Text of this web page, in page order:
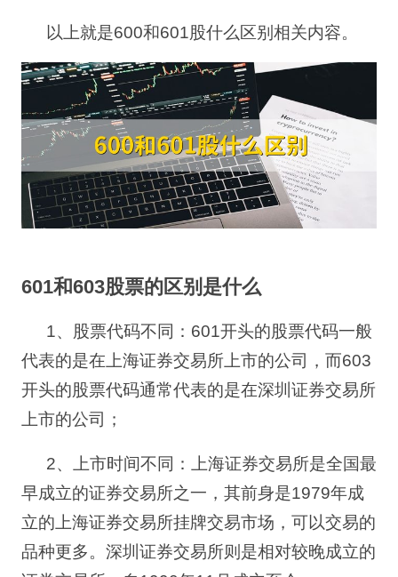
以上就是600和601股什么区别相关内容。
601和603股票的区别是什么
1、股票代码不同： 601开头的股票代码一般
代表的是在上海证券交易所上市的公司，而603
开头的股票代码通常代表的是在深圳证券交易所
上市的公司；
2、上市时间不同：上海证券交易所是全国最
早成立的证券交易所之一，其前身是1979年成
立的上海证券交易所挂牌交易市场，可以交易的
品种更多。深圳证券交易所则是相对较晚成立的